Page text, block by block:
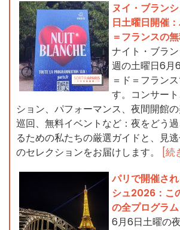
ヌイ・ブラン
日土曜日開催
＝フランスの
ナイト・ブラ
週の土曜日6月
＝ド＝フラン
す。コンサー
ション、パフォーマンス、夜間開館
巡回、無料イベントなど：夜をどう
るための私たちの厳選ガイドと、見
のセレクションをお届けします。
[続
パリで開催さ
シュ2026：こ
の全プログラム
6月6日土曜の